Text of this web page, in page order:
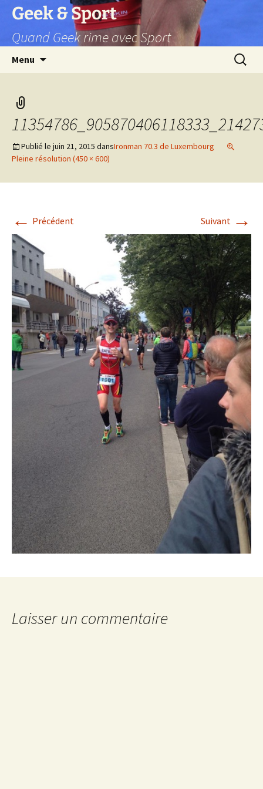
Aller
contenu
Geek & Sport
Quand Geek rime avec Sport
Menu
Publié le juin 21, 2015 dansIronman 70.3 de Luxembourg
Pleine résolution (450 × 600)
← Précédent Suivant →
Laisser un commentaire